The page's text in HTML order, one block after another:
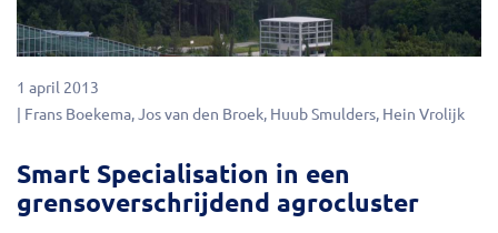
1 april 2013
Frans Boekema Jos van den Broek Huub Smulders Hein Vrolijk
Smart Specialisation in een
grensoverschrijdend agrocluster